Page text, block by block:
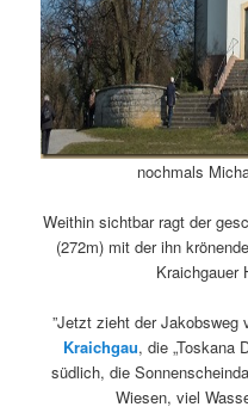
nochmals
Weithin sichtbar ragt der
(272m) mit der ihn
Kraichgauer
”Jetzt zieht der Jakobsweg
Kraichgau, die „Toskana
südlich, die
Wiesen, viel